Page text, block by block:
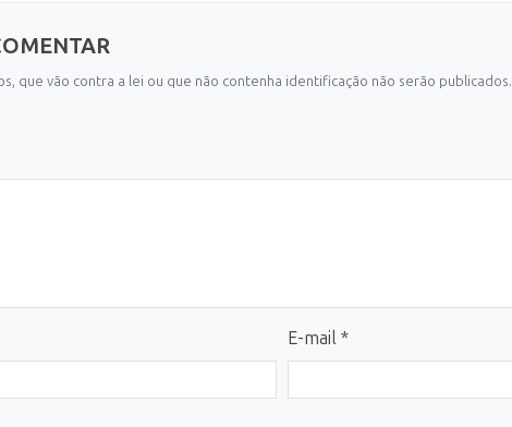
que vão contra a lei ou que não contenha identificação não serão publicados.
E-mail *